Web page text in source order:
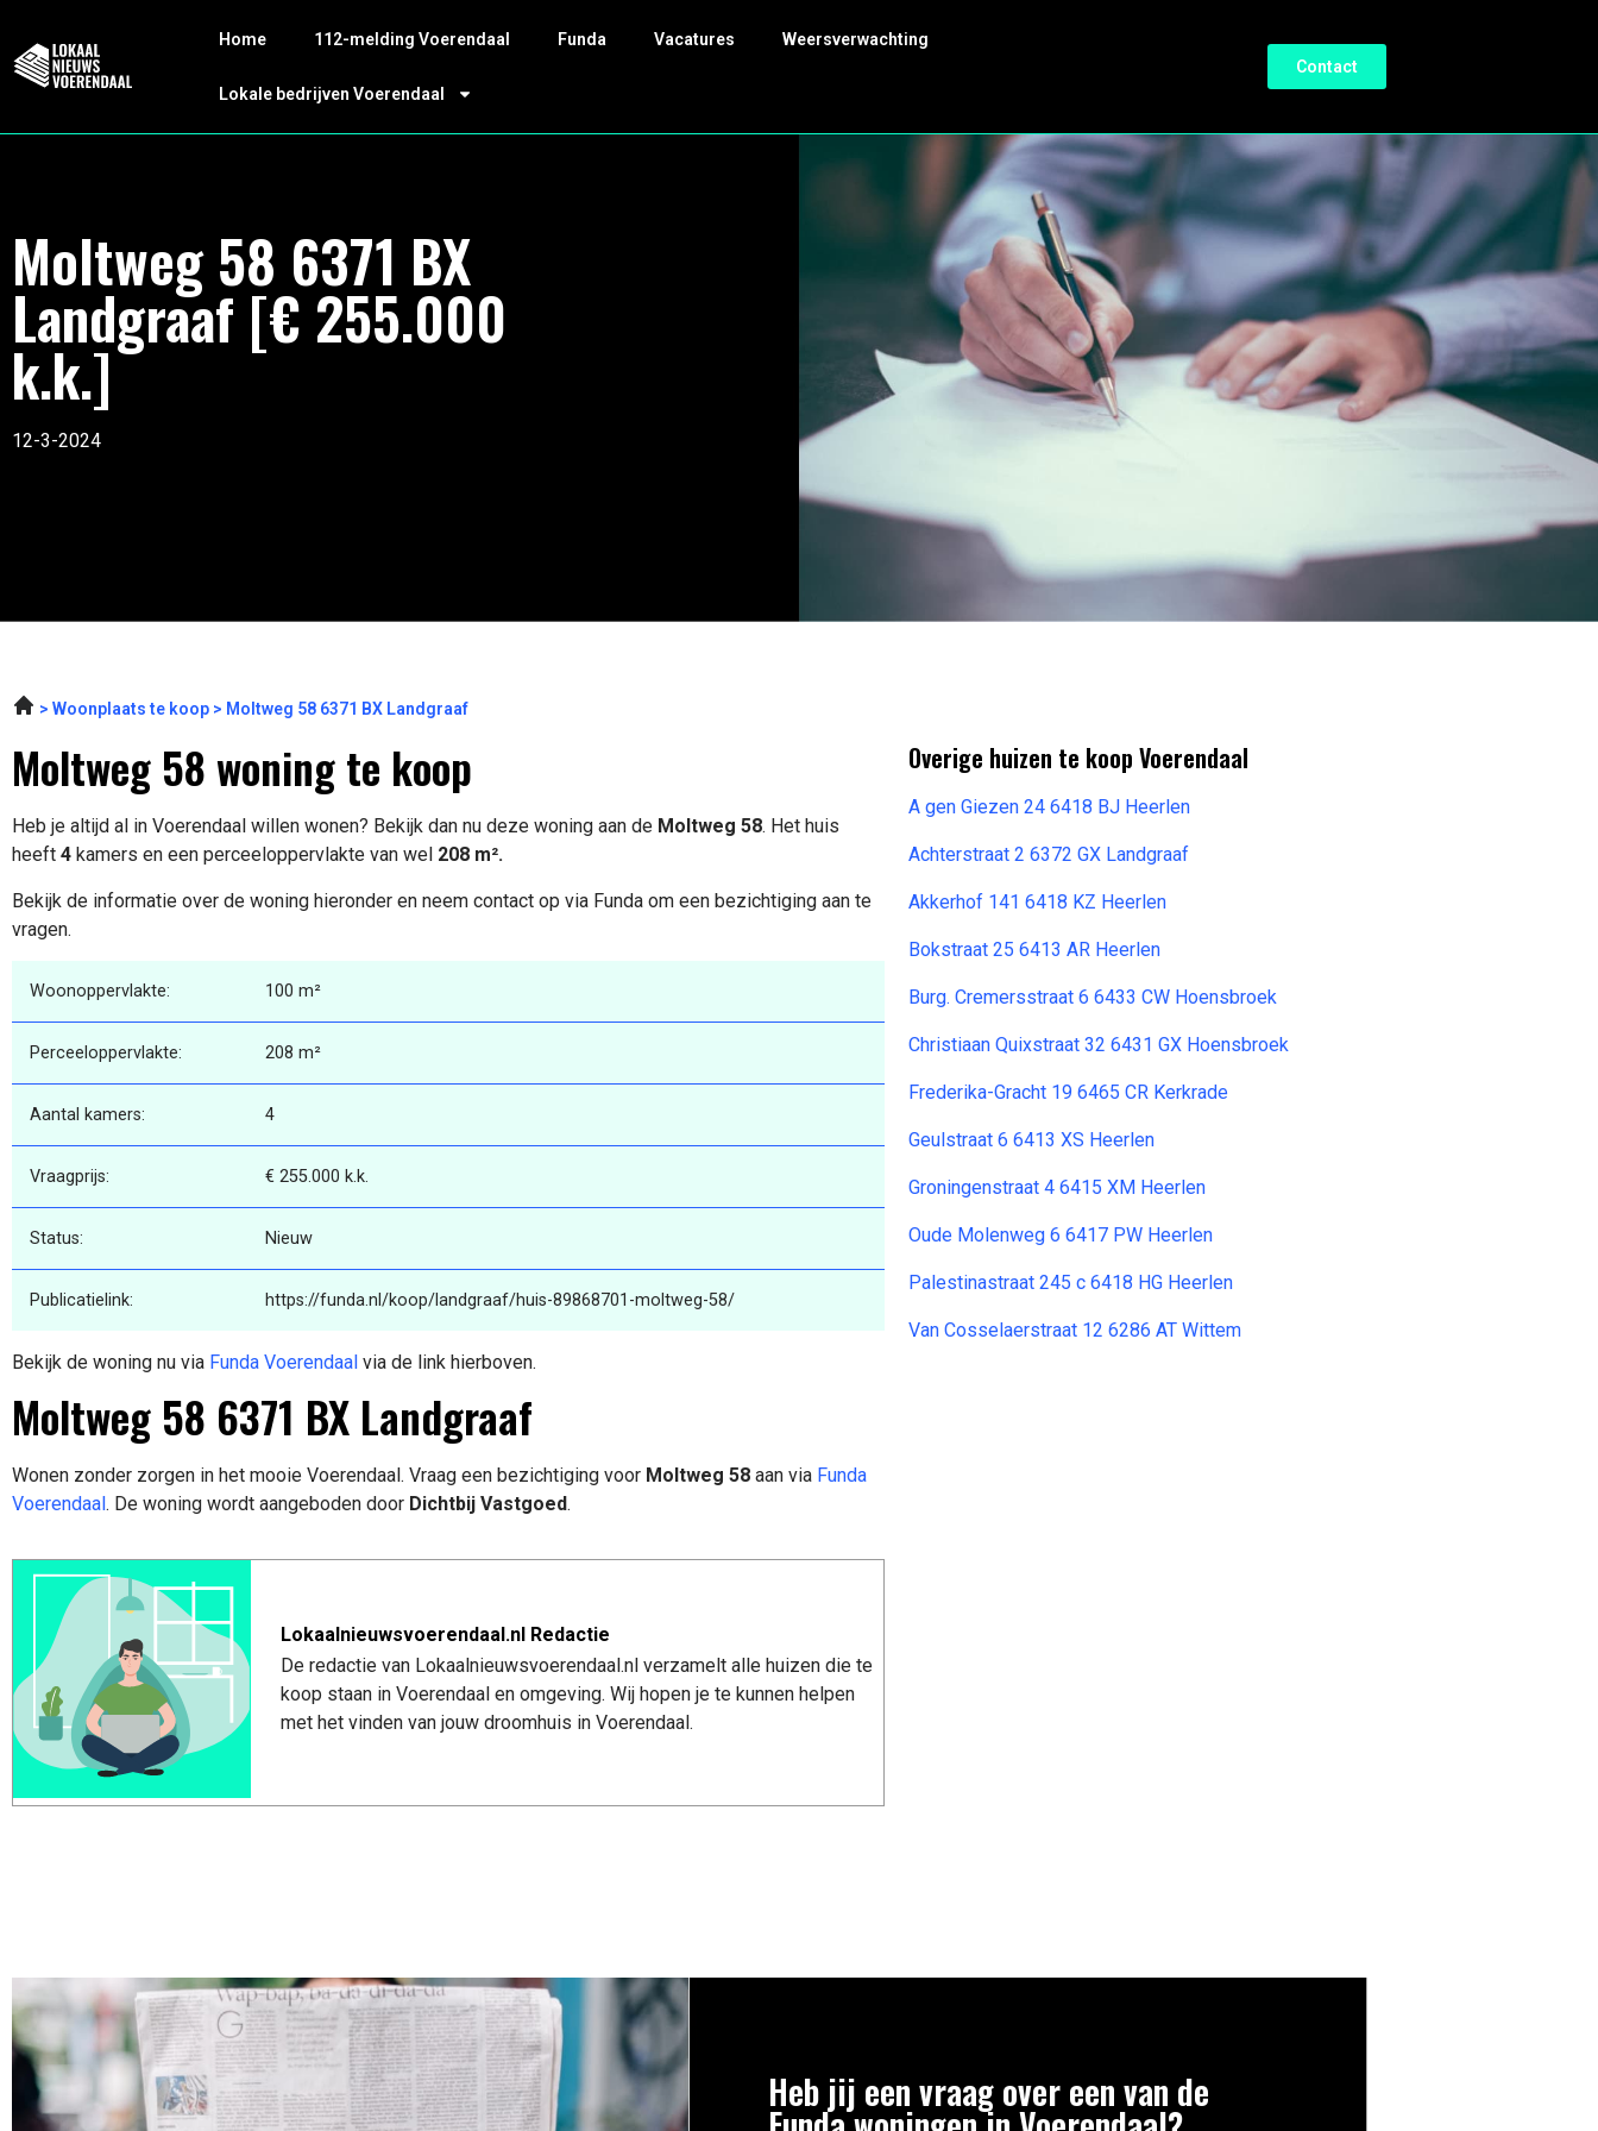
Home 112-melding Voerendaal Funda Vacatures Weersverwachting
Lokale bedrijven Voerendaal
Contact
Moltweg 58 6371 BX
Landgraaf [€ 255.000
k.k.]
12-3-2024
Woonplaats te koop Moltweg 58 6371 BX Landgraaf
Moltweg 58 woning te koop
Heb je altijd al in Voerendaal willen wonen? Bekijk dan nu deze woning aan de Moltweg 58. Het huis
heeft 4 kamers en een perceeloppervlakte van wel 208 m².
Bekijk de informatie over de woning hieronder en neem contact op via Funda om een bezichtiging aan te
vragen.
Woonoppervlakte: 100 m²
Perceeloppervlakte: 208 m²
Aantal kamers: 4
Vraagprijs: € 255.000 k.k.
Status: Nieuw
Publicatielink: https://funda.nl/koop/landgraaf/huis-89868701-moltweg-58/
Bekijk de woning nu via Funda Voerendaal via de link hierboven.
Moltweg 58 6371 BX Landgraaf
Wonen zonder zorgen in het mooie Voerendaal. Vraag een bezichtiging voor Moltweg 58 aan via Funda
Voerendaal. De woning wordt aangeboden door Dichtbij Vastgoed.
Lokaalnieuwsvoerendaal.nl Redactie
De redactie van Lokaalnieuwsvoerendaal.nl verzamelt alle huizen die te
koop staan in Voerendaal en omgeving. Wij hopen je te kunnen helpen
met het vinden van jouw droomhuis in Voerendaal.
Overige huizen te koop Voerendaal
A gen Giezen 24 6418 BJ Heerlen
Achterstraat 2 6372 GX Landgraaf
Akkerhof 141 6418 KZ Heerlen
Bokstraat 25 6413 AR Heerlen
Burg. Cremersstraat 6 6433 CW Hoensbroek
Christiaan Quixstraat 32 6431 GX Hoensbroek
Frederika-Gracht 19 6465 CR Kerkrade
Geulstraat 6 6413 XS Heerlen
Groningenstraat 4 6415 XM Heerlen
Oude Molenweg 6 6417 PW Heerlen
Palestinastraat 245 c 6418 HG Heerlen
Van Cosselaerstraat 12 6286 AT Wittem
Heb jij een vraag over een van de